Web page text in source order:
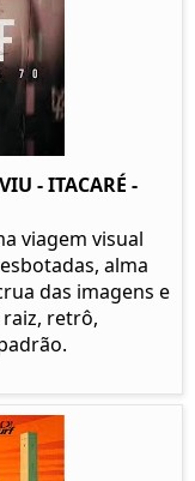
- ITACARÉ -
viagem visual
alma
das imagens e
raiz, retrô,